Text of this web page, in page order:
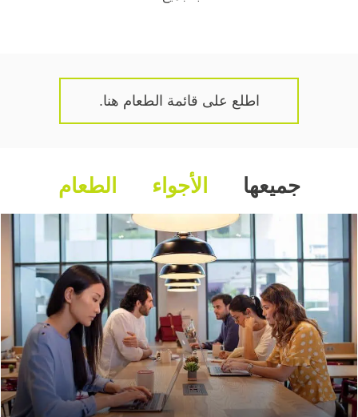
جهة الاتصال
تعرّف على فنادق أخرى
اطلع على قائمة الطعام هنا.
جميعها الأجواء الطعام